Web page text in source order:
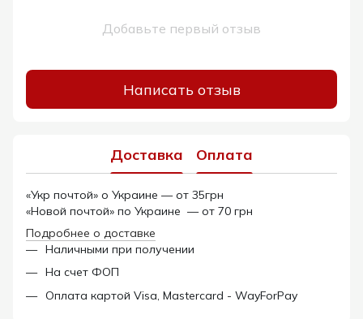
Добавьте первый отзыв
Написать отзыв
Доставка Оплата
«Укр почтой» о Украине — от 35грн
«Новой почтой» по Украине — от 70 грн
Подробнее о доставке
Наличными при получении
На счет ФОП
Оплата картой Visa, Mastercard - WayForPay